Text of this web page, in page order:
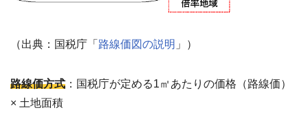
（出典：国税庁「 路線価図の説明 」）
路線価方式 ：国税庁が定める1㎡あたりの価格（路線価）
× 土地面積